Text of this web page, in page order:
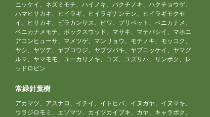
ニッケイ、ネズミモチ、ハイノキ、バクチノキ、ハクチョウゲ、
ハマヒサカキ、ヒイラギ、ヒイラギナンテン、ヒイラギモクセ
イ、ヒサカキ、ピラカンサス、ビワ、プリペット、ベニカナメ、
ベニカナメモチ、ボックスウッド、マサキ、マテバシイ、マホニ
アコンヒューサ、マメツゲ、マンリョウ、モチノキ、モッコク、
ヤシ、ヤツデ、ヤブコウジ、ヤブツバキ、ヤブニッケイ、ヤマグ
ルマ、ヤマモモ、ユーカリノキ、ユズ、ユズリハ、リンボク、レ
ッドロビン
常緑針葉樹
アカマツ、アスナロ、イチイ、イトヒバ、イヌガヤ、イヌマキ、
ウラジロモミ、エゾマツ、カイヅカイブキ、カヤ、キャラボク、